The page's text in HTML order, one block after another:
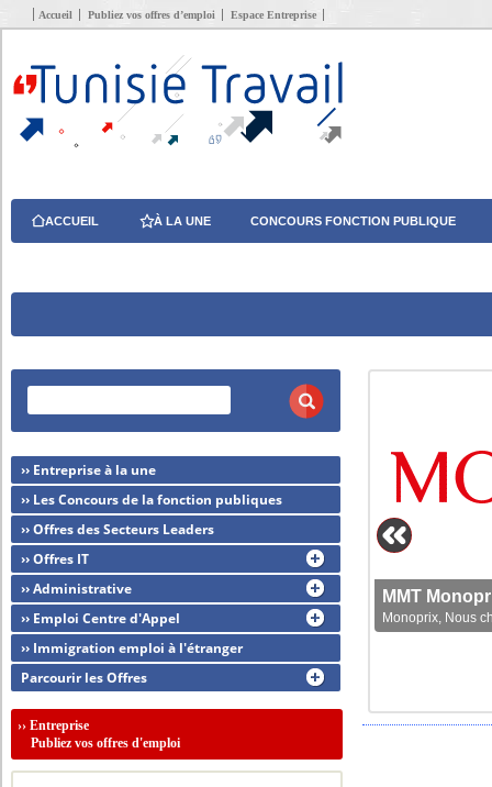
Accueil Publiez vos offres d’emploi Espace Entreprise
ACCUEIL À LA UNE CONCOURS FONCTION PUBLIQUE
MMT
Monoprix, Nous
Transcom
Nous vous
›› Entreprise à la une
›› Les Concours de la fonction publiques
›› Offres des Secteurs Leaders
›› Offres IT
›› Administrative
›› Emploi Centre d'Appel
›› Immigration emploi à l'étranger
Parcourir les Offres
››Entreprise
Publiez vos offres d'emploi